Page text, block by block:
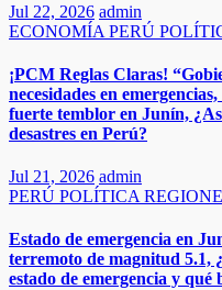
Jul 22, 2026 admin
ECONOMÍA PERÚ
¡PCM Reglas Claras!
necesidades en
fuerte temblor en Junín,
desastres en Perú?​
Jul 21, 2026 admin
PERÚ POLÍTICA
Estado de emergencia en
terremoto de magnitud 5.1,
estado de emergencia y qué